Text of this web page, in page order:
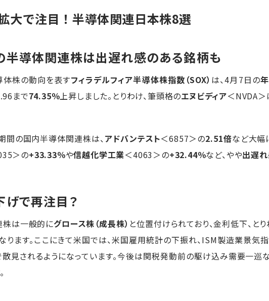
大で注目！半導体関連日本株8選
半導体関連株は出遅れ感のある銘柄も
株の動向を表すフィラデルフィア半導体株指数（SOX） は、4月7日の
まで74.35％上昇しました。とりわけ、筆頭格のエヌビディア＜NVDA＞
間の国内半導体関連株は、アドバンテスト＜6857＞の2.51倍など大幅
＞の+33.33％や信越化学工業＜4063＞の+32.44％など、やや出遅
げで再注目？
は一般的にグロース株（成長株） と位置付けられており、金利低下、
ります。ここにきて米国では、米国雇用統計の下振れ、ISM製造業景気
見されるようになっています。今後は関税発動前の駆け込み需要一巡